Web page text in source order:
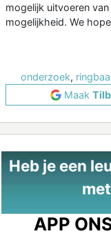
mogelijk uitvoeren
mogelijkheid. We
onderzoek,
Maak
Heb je een
APP